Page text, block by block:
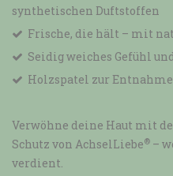
synthetischen Duftstoffen
Frische, die hält – mit
Seidig weiches Gefühl
Holzspatel zur
Verwöhne deine Haut mit
Schutz von AchselLiebe® –
verdient.